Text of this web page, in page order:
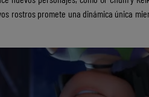
rostros promete una dinámica única